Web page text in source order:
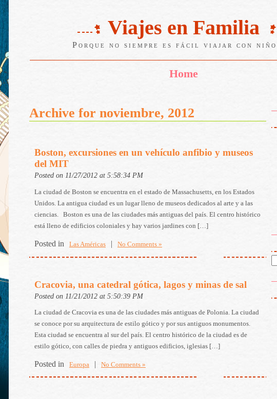
Viajes en Familia
Porque no siempre es fácil viajar con
Home
Archive for noviembre, 2012
Boston, excursiones en un vehículo anfibio y museos
del MIT
Posted on 11/27/2012 at 5:58:34 PM
La ciudad de Boston se encuentra en el estado de Massachusetts, en los Estados
Unidos. La antigua ciudad es un lugar lleno de museos dedicados al arte y a las
ciencias. Boston es una de las ciudades más antiguas del país. El centro histórico
está lleno de edificios coloniales y hay varios jardines con […]
Posted in Las Américas | No Comments »
Cracovia, una catedral gótica, lagos y minas de sal
Posted on 11/21/2012 at 5:50:39 PM
La ciudad de Cracovia es una de las ciudades más antiguas de Polonia. La ciudad
se conoce por su arquitectura de estilo gótico y por sus antiguos monumentos.
Esta ciudad se encuentra al sur del país. El centro histórico de la ciudad es de
estilo gótico, con calles de piedra y antiguos edificios, iglesias […]
Posted in Europa | No Comments »